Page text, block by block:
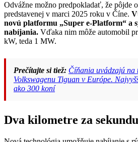
Odvážne možno predpokladať, že pôjde
predstavenej v marci 2025 roku v Číne.
novú platformu „Super e-Platform“ a
nabíjania. Vďaka nim môže automobil
kW, teda 1 MW.
Prečítajte si tiež: Číňania uvádzajú na
Volkswagenu Tiguan v Európe.
ako 300 koní
Dva kilometre za